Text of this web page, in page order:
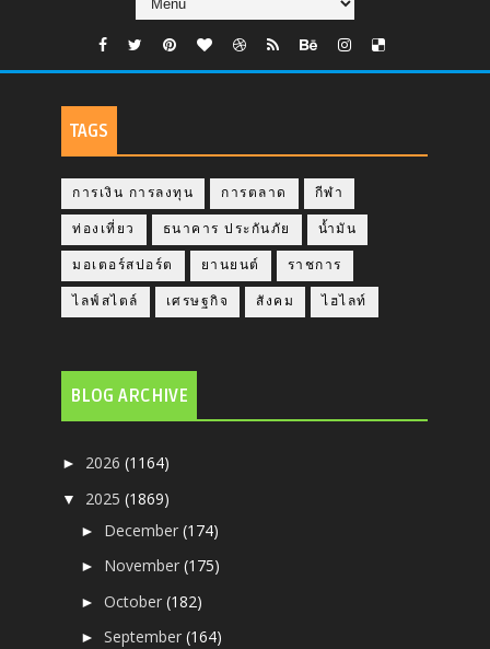
TAGS
การเงิน การลงทุน การตลาด กีฬา
ท่องเที่ยว ธนาคาร ประกันภัย น้ำมัน
มอเตอร์สปอร์ต ยานยนต์ ราชการ
ไลฟ์สไตล์ เศรษฐกิจ สังคม ไฮไลท์
BLOG ARCHIVE
► 2026(1164)
▼ 2025(1869)
► December(174)
► November(175)
►October(182)
►September(164)